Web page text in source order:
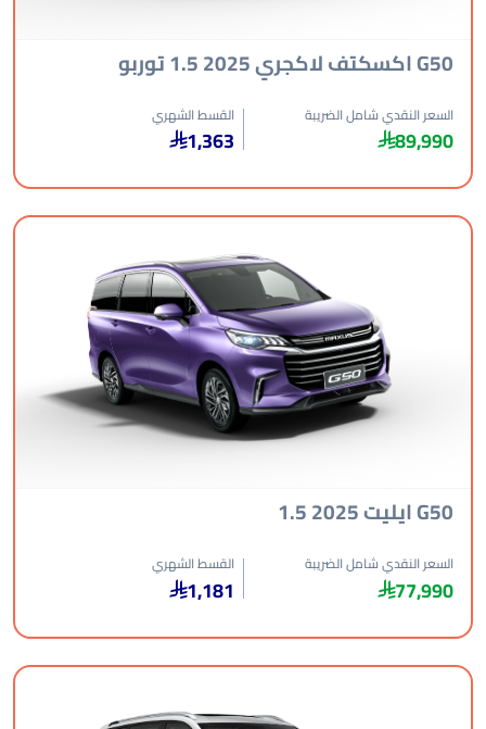
النقدي شامل الضريبة القسط الشهري
1,363
النقدي شامل الضريبة القسط الشهري
1,181